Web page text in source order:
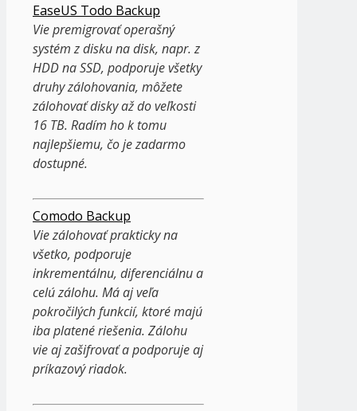
EaseUS Todo Backup
Vie premigrovať operašný
systém z disku na disk, napr. z
HDD na SSD, podporuje všetky
druhy zálohovania, môžete
zálohovať disky až do veľkosti
16 TB. Radím ho k tomu
najlepšiemu, čo je zadarmo
dostupné.
Comodo Backup
Vie zálohovať prakticky na
všetko, podporuje
inkrementálnu, diferenciálnu a
celú zálohu. Má aj veľa
pokročilých funkcií, ktoré majú
iba platené riešenia. Zálohu
vie aj zašifrovať a podporuje aj
príkazový riadok.